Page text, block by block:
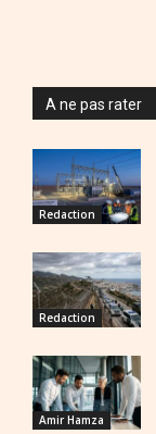
A ne pas rater
Redaction
Redaction
Amir Hamza